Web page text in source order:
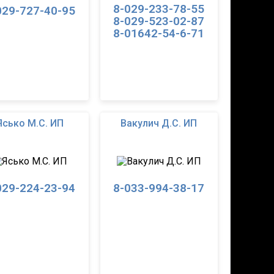
727-40-95
8-029-233-78-55
8-029-523-02-87
8-01642-54-6-71
М.С. ИП
224-23-94
Вакулич Д.С. ИП
8-033-994-38-17